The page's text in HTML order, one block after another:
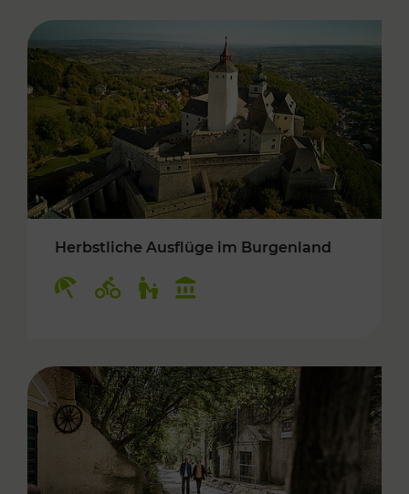
Herbstliche Ausflüge im Burgenland